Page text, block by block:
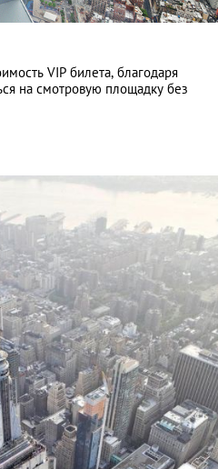
VIP билета, благодаря
на смотровую площадку без